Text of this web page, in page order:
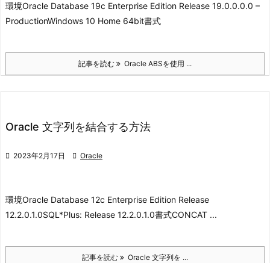
環境Oracle Database 19c Enterprise Edition Release 19.0.0.0.0 –
ProductionWindows 10 Home 64bit書式
記事を読む Oracle ABSを使用 ...
Oracle 文字列を結合する方法
 2023年2月17日  Oracle
環境Oracle Database 12c Enterprise Edition Release
12.2.0.1.0SQL*Plus: Release 12.2.0.1.0書式CONCAT ...
記事を読む Oracle 文字列を ...